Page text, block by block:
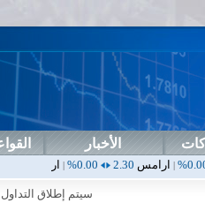
الأخبار
2.30
0.00%
|اربيل0.00
سيتم إطلاق التداول